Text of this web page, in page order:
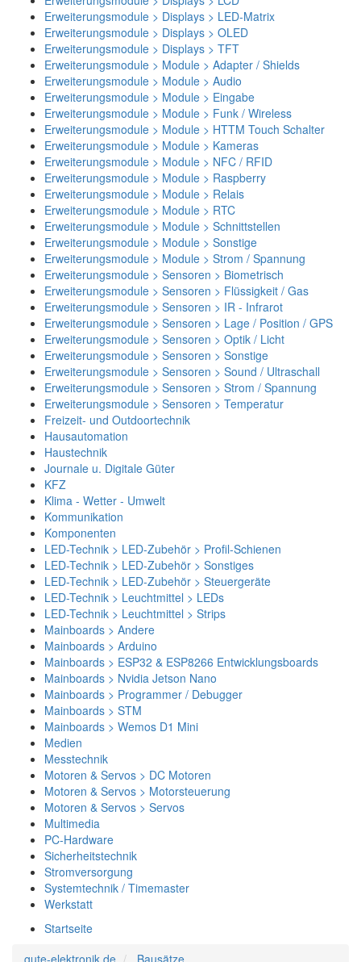
Erweiterungsmodule > Displays > LED-Matrix
Erweiterungsmodule > Displays > OLED
Erweiterungsmodule > Displays > TFT
Erweiterungsmodule > Module > Adapter / Shields
Erweiterungsmodule > Module > Audio
Erweiterungsmodule > Module > Eingabe
Erweiterungsmodule > Module > Funk / Wireless
Erweiterungsmodule > Module > HTTM Touch Schalter
Erweiterungsmodule > Module > Kameras
Erweiterungsmodule > Module > NFC / RFID
Erweiterungsmodule > Module > Raspberry
Erweiterungsmodule > Module > Relais
Erweiterungsmodule > Module > RTC
Erweiterungsmodule > Module > Schnittstellen
Erweiterungsmodule > Module > Sonstige
Erweiterungsmodule > Module > Strom / Spannung
Erweiterungsmodule > Sensoren > Biometrisch
Erweiterungsmodule > Sensoren > Flüssigkeit / Gas
Erweiterungsmodule > Sensoren > IR - Infrarot
Erweiterungsmodule > Sensoren > Lage / Position / GPS
Erweiterungsmodule > Sensoren > Optik / Licht
Erweiterungsmodule > Sensoren > Sonstige
Erweiterungsmodule > Sensoren > Sound / Ultraschall
Erweiterungsmodule > Sensoren > Strom / Spannung
Erweiterungsmodule > Sensoren > Temperatur
Freizeit- und Outdoortechnik
Hausautomation
Haustechnik
Journale u. Digitale Güter
KFZ
Klima - Wetter - Umwelt
Kommunikation
Komponenten
LED-Technik > LED-Zubehör > Profil-Schienen
LED-Technik > LED-Zubehör > Sonstiges
LED-Technik > LED-Zubehör > Steuergeräte
LED-Technik > Leuchtmittel > LEDs
LED-Technik > Leuchtmittel > Strips
Mainboards > Andere
Mainboards > Arduino
Mainboards > ESP32 & ESP8266 Entwicklungsboards
Mainboards > Nvidia Jetson Nano
Mainboards > Programmer / Debugger
Mainboards > STM
Mainboards > Wemos D1 Mini
Medien
Messtechnik
Motoren & Servos > DC Motoren
Motoren & Servos > Motorsteuerung
Motoren & Servos > Servos
Multimedia
PC-Hardware
Sicherheitstechnik
Stromversorgung
Systemtechnik / Timemaster
Werkstatt
Startseite
gute-elektronik.de
Bausätze